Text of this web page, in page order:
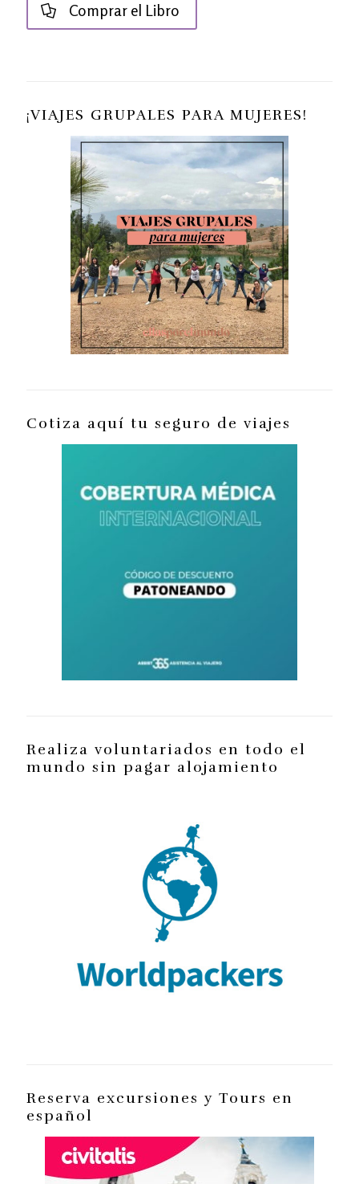
Comprar el Libro
¡VIAJES GRUPALES PARA MUJERES!
Cotiza aquí tu seguro de viajes
Realiza voluntariados en todo el
mundo sin pagar alojamiento
Reserva excursiones y Tours en
español